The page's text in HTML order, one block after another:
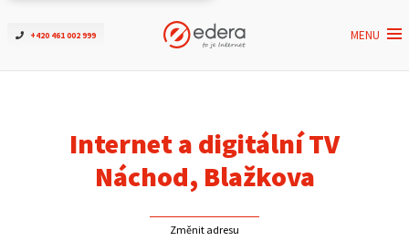
+420 461 002 999 MENU
Ověřit dostupnost
ČEZNET TV
Internet a digitální TV
Náchod, Blažkova
Změnit adresu